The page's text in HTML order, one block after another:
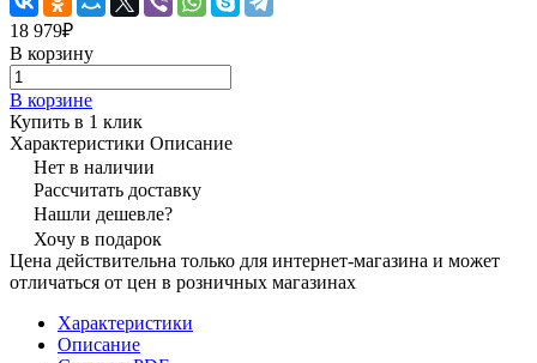
18 979₽
В корзину
В корзине
Купить в 1 клик
Характеристики Описание
Нет в наличии
Рассчитать доставку
Нашли дешевле?
Хочу в подарок
Цена действительна только для интернет-магазина и может
отличаться от цен в розничных магазинах
Характеристики
Описание